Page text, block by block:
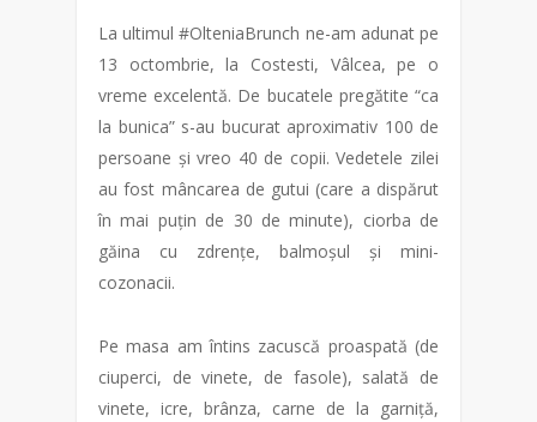
La ultimul #OlteniaBrunch ne-am adunat pe
13 octombrie, la Costesti, Vâlcea, pe o
vreme excelentă. De bucatele pregătite “ca
la bunica” s-au bucurat aproximativ 100 de
persoane și vreo 40 de copii. Vedetele zilei
au fost mâncarea de gutui (care a dispărut
în mai puțin de 30 de minute), ciorba de
găina cu zdrențe, balmoșul și mini-
cozonacii.
Pe masa am întins zacuscă proaspată (de
ciuperci, de vinete, de fasole), salată de
vinete, icre, brânza, carne de la garniță,